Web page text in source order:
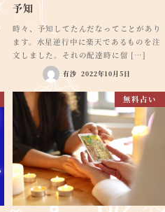
予知
時々、予知してたんだなってことがあり
ます。水星逆行中に楽天であるものを注
文しました。それの配達時に留 […]
有沙 2022年10月5日
無料占い